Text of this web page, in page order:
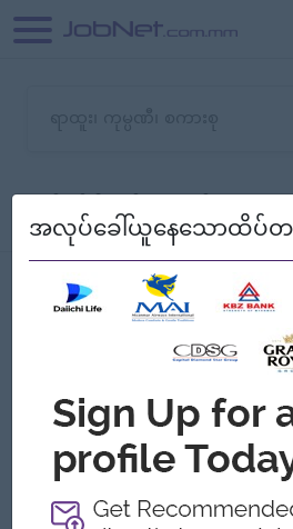
သော အလုပ်မရှိသေးပါ။
Myanmar
အလုပ်ခေါ်ယူနေသောထိပ်တ